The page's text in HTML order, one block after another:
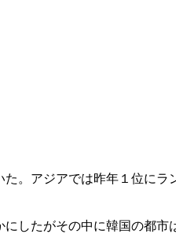
。アジアでは昨年１位に
したがその中に韓国の都